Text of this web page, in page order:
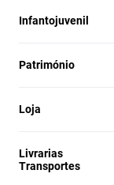
Infantojuvenil
Património
Loja
Livrarias
Transportes